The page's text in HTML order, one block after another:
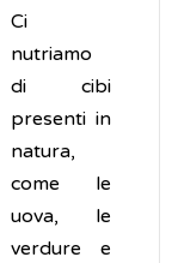
Ci
nutriamo
di cibi
presenti in
natura,
come le
uova, le
verdure e